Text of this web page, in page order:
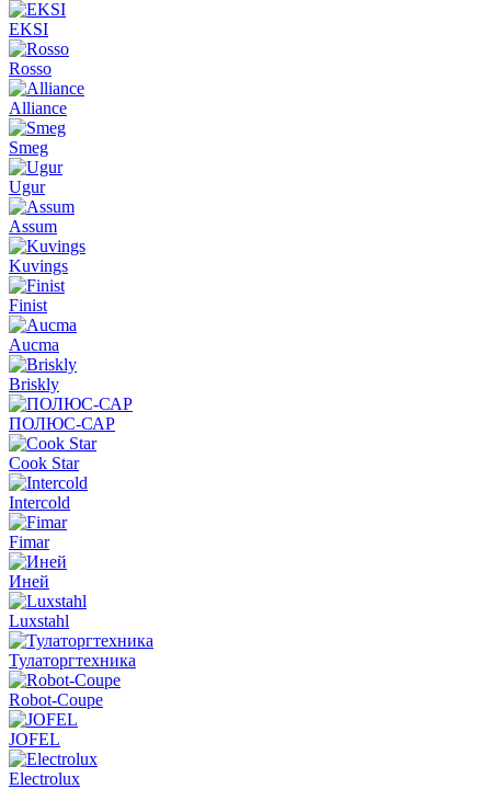
EKSI
Rosso
Alliance
Smeg
Ugur
Assum
Kuvings
Finist
Aucma
Briskly
ПОЛЮС-САР
Cook Star
Intercold
Fimar
Иней
Luxstahl
Тулаторгтехника
Robot-Coupe
JOFEL
Electrolux